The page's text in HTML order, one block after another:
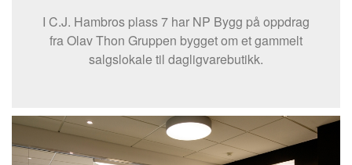
I C.J. Hambros plass 7 har NP Bygg på oppdrag
fra Olav Thon Gruppen bygget om et gammelt
salgslokale til dagligvarebutikk.